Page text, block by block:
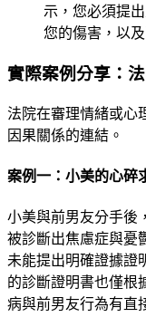
示，您必須提
您的傷害，以
實際案例分享：
法院在審理情緒或心
因果關係的連結。
案例一：小美的心碎
小美與前男友分手後
被診斷出焦慮症與憂
未能提出明確證據證
的診斷證明書也僅根
病與前男友行為有直